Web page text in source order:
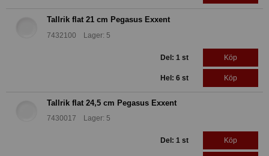
Tallrik flat 21 cm Pegasus Exxent
7432100 Lager: 5
Del: 1 st Köp
Hel: 6 st Köp
Tallrik flat 24,5 cm Pegasus Exxent
7430017 Lager: 5
Del: 1 st Köp